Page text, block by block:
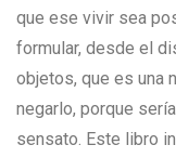
que ese vivir sea
formular, desde el
objetos, que es una
negarlo, porque
sensato. Este libro